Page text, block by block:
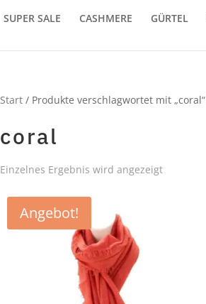
SUPER SALE CASHMERE GÜRTEL
Start / Produkte verschlagwortet mit „coral“
coral
Einzelnes Ergebnis wird angezeigt
Angebot!